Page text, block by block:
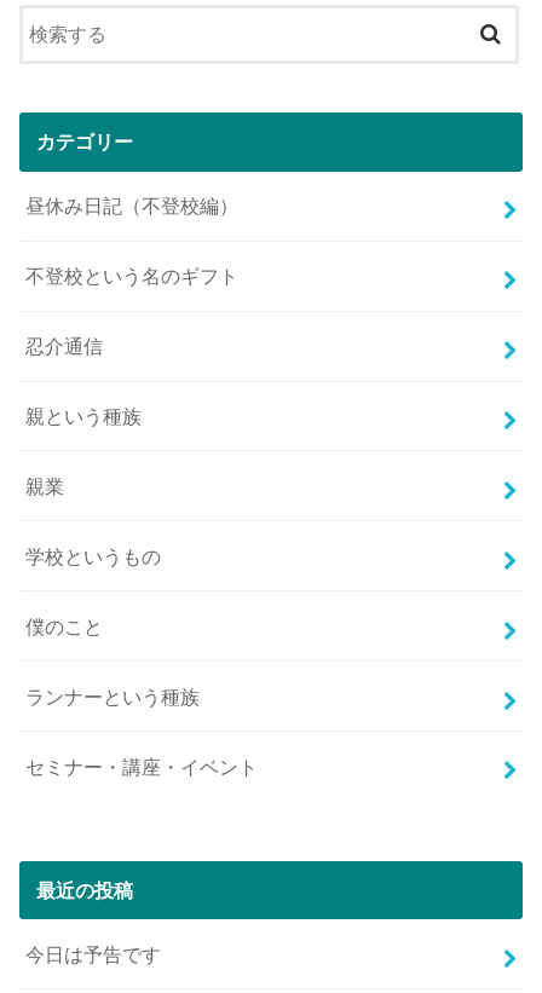
カテゴリー
昼休み日記（不登校編）
不登校という名のギフト
忍介通信
親という種族
親業
学校というもの
僕のこと
ランナーという種族
セミナー・講座・イベント
最近の投稿
今日は予告です